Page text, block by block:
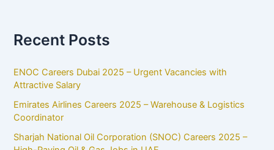
Recent Posts
ENOC Careers Dubai 2025 – Urgent Vacancies with
Attractive Salary
Emirates Airlines Careers 2025 – Warehouse & Logistics
Coordinator
Sharjah National Oil Corporation (SNOC) Careers 2025 –